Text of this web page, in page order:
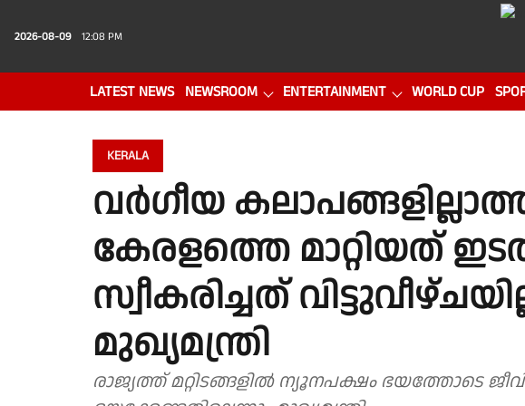
2026-08-09 12:08 PM
LATEST NEWS NEWSROOM ENTERTAINMENT WORLD CUP
KERALA
വർഗീയ
കേരളത്തെ മാറ്റിയത്
സ്വീകരിച്ചത്
മുഖ്യമന്ത്രി
രാജ്യത്ത് മറ്റിടങ്ങളിൽ ന്യൂനപക്ഷം ഭയത്തോടെ